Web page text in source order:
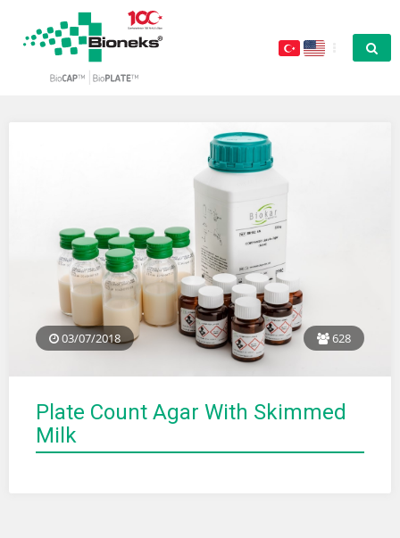
03/07/2018 628
Plate Count Agar With Skimmed
Milk